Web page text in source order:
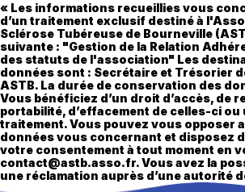
« Les informations recueillies vous
d’un traitement exclusif destiné à
Sclérose Tubéreuse de Bourneville
suivante : "Gestion de la Relation
des statuts de l'association" Les
données sont : Secrétaire et Trésorier
ASTB. La durée de conservation des
Vous bénéficiez d’un droit d’accès, de
portabilité, d’effacement de celles-ci ou
traitement. Vous pouvez vous opposer
données vous concernant et disposez
votre consentement à tout moment en
contact@astb.asso.fr. Vous avez la
une réclamation auprès d’une autorité